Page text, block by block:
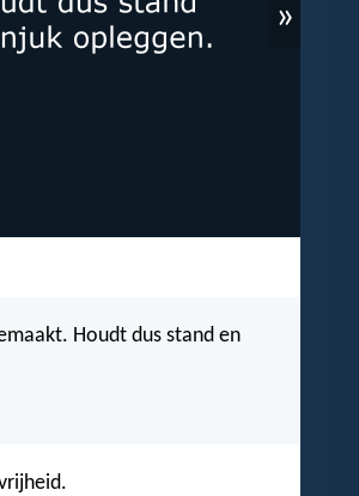
»
Houdt dus stand en